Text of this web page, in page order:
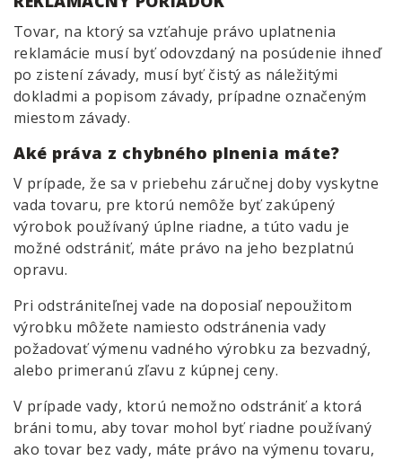
Tovar, na ktorý sa vzťahuje právo uplatnenia
reklamácie musí byť odovzdaný na posúdenie ihneď
po zistení závady, musí byť čistý as náležitými
dokladmi a popisom závady, prípadne označeným
miestom závady.
Aké práva z chybného plnenia máte?
V prípade, že sa v priebehu záručnej doby vyskytne
vada tovaru, pre ktorú nemôže byť zakúpený
výrobok používaný úplne riadne, a túto vadu je
možné odstrániť, máte právo na jeho bezplatnú
opravu.
Pri odstrániteľnej vade na doposiaľ nepoužitom
výrobku môžete namiesto odstránenia vady
požadovať výmenu vadného výrobku za bezvadný,
alebo primeranú zľavu z kúpnej ceny.
V prípade vady, ktorú nemožno odstrániť a ktorá
bráni tomu, aby tovar mohol byť riadne používaný
ako tovar bez vady, máte právo na výmenu tovaru,